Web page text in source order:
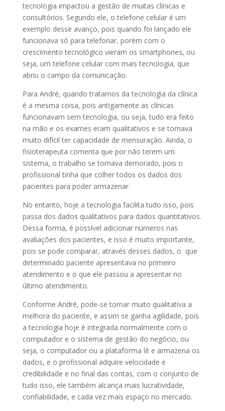
tecnologia impactou a gestão de muitas clínicas e
consultórios. Segundo ele, o telefone celular é um
exemplo desse avanço, pois quando foi lançado ele
funcionava só para telefonar, porém com o
crescimento tecnológico vieram os smartphones, ou
seja, um telefone celular com mais tecnologia, que
abriu o campo da comunicação.
Para André, quando tratamos da tecnologia da clínica
é a mesma coisa, pois antigamente as clínicas
funcionavam sem tecnologia, ou seja, tudo era feito
na mão e os exames eram qualitativos e se tornava
muito difícil ter capacidade de mensuração. Ainda, o
fisioterapeuta comenta que por não terem um
sistema, o trabalho se tornava demorado, pois o
profissional tinha que colher todos os dados dos
pacientes para poder armazenar.
No entanto, hoje a tecnologia facilita tudo isso, pois
passa dos dados qualitativos para dados quantitativos.
Dessa forma, é possível adicionar números nas
avaliações dos pacientes, e isso é muito importante,
pois se pode comparar, através desses dados, o que
determinado paciente apresentava no primeiro
atendimento e o que ele passou a apresentar no
último atendimento.
Conforme André, pode-se tornar muito qualitativa a
melhora do paciente, e assim se ganha agilidade, pois
a tecnologia hoje é integrada normalmente com o
computador e o sistema de gestão do negócio, ou
seja, o computador ou a plataforma lê e armazena os
dados, e o profissional adquire velocidade e
credibilidade e no final das contas, com o conjunto de
tudo isso, ele também alcança mais lucratividade,
confiabilidade, e cada vez mais espaço no mercado.